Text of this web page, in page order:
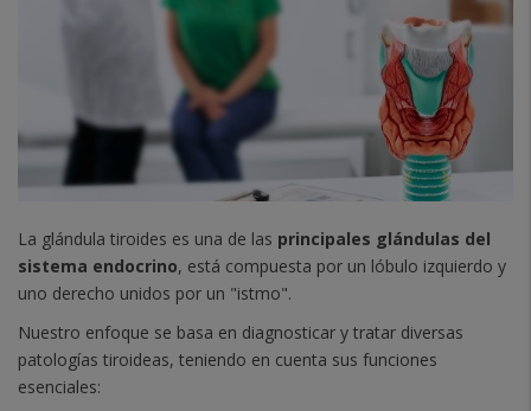
La glándula tiroides es una de las principales glándulas del
sistema endocrino, está compuesta por un lóbulo izquierdo y
uno derecho unidos por un "istmo".
Nuestro enfoque se basa en diagnosticar y tratar diversas
patologías tiroideas, teniendo en cuenta sus funciones
esenciales: